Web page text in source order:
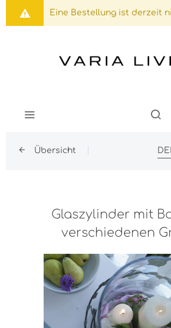
Eine Bestellung ist derzeit
Übersicht
Glaszylinder mit
verschiedenen